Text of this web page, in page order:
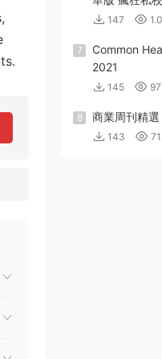
147
7
Common
2021
145
8 商業周刊精
143